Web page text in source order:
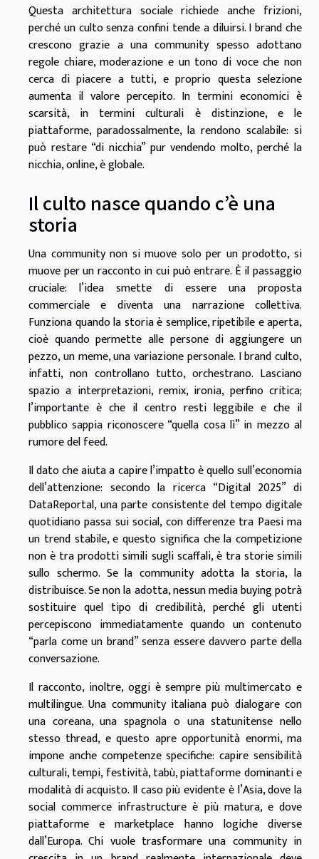
Questa architettura sociale richiede anche frizioni,
perché un culto senza confini tende a diluirsi. I brand che
crescono grazie a una community spesso adottano
regole chiare, moderazione e un tono di voce che non
cerca di piacere a tutti, e proprio questa selezione
aumenta il valore percepito. In termini economici è
scarsità, in termini culturali è distinzione, e le
piattaforme, paradossalmente, la rendono scalabile: si
può restare “di nicchia” pur vendendo molto, perché la
nicchia, online, è globale.
Il culto nasce quando c’è una
storia
Una community non si muove solo per un prodotto, si
muove per un racconto in cui può entrare. È il passaggio
cruciale: l’idea smette di essere una proposta
commerciale e diventa una narrazione collettiva.
Funziona quando la storia è semplice, ripetibile e aperta,
cioè quando permette alle persone di aggiungere un
pezzo, un meme, una variazione personale. I brand culto,
infatti, non controllano tutto, orchestrano. Lasciano
spazio a interpretazioni, remix, ironia, perfino critica;
l’importante è che il centro resti leggibile e che il
pubblico sappia riconoscere “quella cosa lì” in mezzo al
rumore del feed.
Il dato che aiuta a capire l’impatto è quello sull’economia
dell’attenzione: secondo la ricerca “Digital 2025” di
DataReportal, una parte consistente del tempo digitale
quotidiano passa sui social, con differenze tra Paesi ma
un trend stabile, e questo significa che la competizione
non è tra prodotti simili sugli scaffali, è tra storie simili
sullo schermo. Se la community adotta la storia, la
distribuisce. Se non la adotta, nessun media buying potrà
sostituire quel tipo di credibilità, perché gli utenti
percepiscono immediatamente quando un contenuto
“parla come un brand” senza essere davvero parte della
conversazione.
Il racconto, inoltre, oggi è sempre più multimercato e
multilingue. Una community italiana può dialogare con
una coreana, una spagnola o una statunitense nello
stesso thread, e questo apre opportunità enormi, ma
impone anche competenze specifiche: capire sensibilità
culturali, tempi, festività, tabù, piattaforme dominanti e
modalità di acquisto. Il caso più evidente è l’Asia, dove la
social commerce infrastructure è più matura, e dove
piattaforme e marketplace hanno logiche diverse
dall’Europa. Chi vuole trasformare una community in